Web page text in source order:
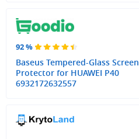
92 %
Baseus Tempered-Glass Screen
Protector for HUAWEI P40
6932172632557